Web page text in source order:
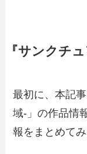
『サンクチ
最初に、本記
域-」の作品情
報をまとめて